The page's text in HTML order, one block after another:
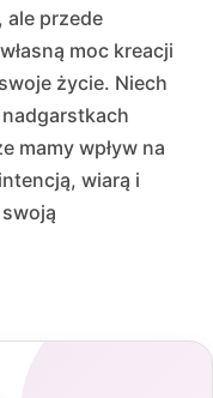
ale przede
moc kreacji
życie. Niech
mamy wpływ na
wiarą i